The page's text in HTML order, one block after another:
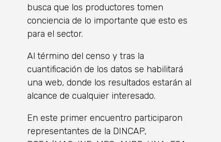
busca que los productores tomen
conciencia de lo importante que esto es
para el sector.
Al término del censo y tras la
cuantificación de los datos se habilitará
una web, donde los resultados estarán al
alcance de cualquier interesado.
En este primer encuentro participaron
representantes de la DINCAP,